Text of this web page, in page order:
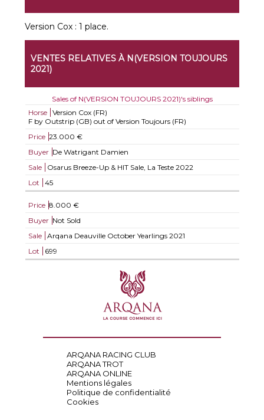
Version Cox : 1 place.
VENTES RELATIVES À N(VERSION TOUJOURS
2021)
Sales of N(VERSION TOUJOURS 2021)'s siblings
Horse
Version Cox (FR)
F by Outstrip (GB) out of Version Toujours (FR)
Price 23.000 €
Buyer De Watrigant Damien
Sale
Osarus Breeze-Up & HIT Sale, La Teste 2022
Lot
45
Price 8.000 €
Buyer Not Sold
Sale
Arqana Deauville October Yearlings 2021
Lot
699
ARQANA RACING CLUB
ARQANA TROT
ARQANA ONLINE
Mentions légales
Politique de confidentialité
Cookies